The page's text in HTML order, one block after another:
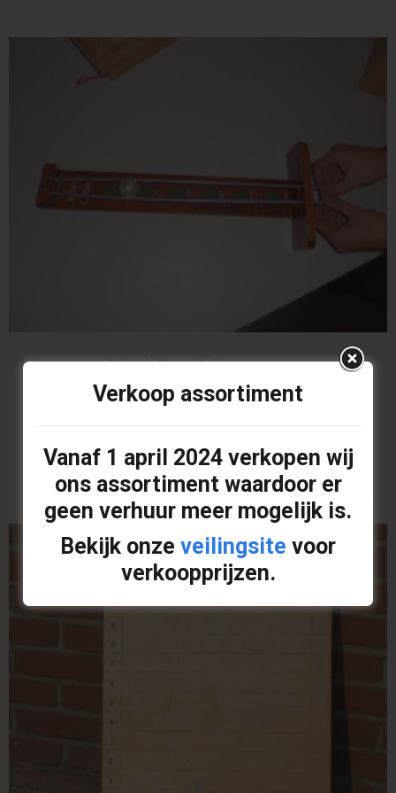
Rollende Maan Mini
Grootte*
Clear
Verkoop assortiment
Vanaf 1 april 2024verkopen wij
ons assortiment waardoor er
geen verhuur meer mogelijk is.
Bekijk onze veilingsite voor
verkoopprijzen.